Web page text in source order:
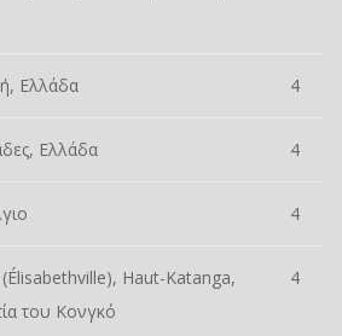
Ελλάδα 4
Ελλάδα 4
4
Haut-Katanga,
του Κονγκό
4